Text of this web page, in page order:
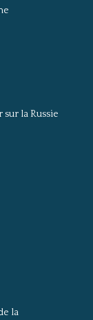
sur la Russie
la